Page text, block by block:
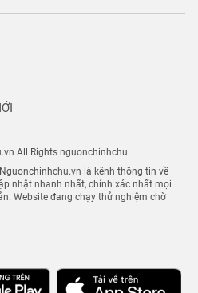
All Rights nguonchinhchu.
là kênh thông tin về
nhật nhanh nhất, chính xác nhất mọi
Website đang chạy thử nghiệm chờ